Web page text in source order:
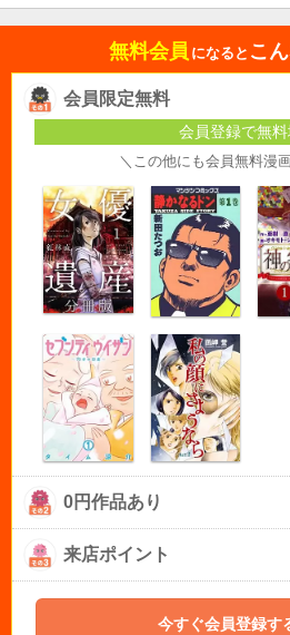
無料会員 になると こ
会員限定無料
会員登録で無
＼この他にも会員無料漫
0円作品あり
来店ポイント
今すぐ会員登録す